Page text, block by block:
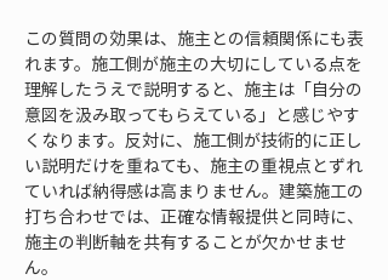
この質問の効果は、施主との信頼関係にも表
れます。施工側が施主の大切にしている点を
理解したうえで説明すると、施主は「自分の
意図を汲み取ってもらえている」と感じやす
くなります。反対に、施工側が技術的に正し
い説明だけを重ねても、施主の重視点とずれ
ていれば納得感は高まりません。建築施工の
打ち合わせでは、正確な情報提供と同時に、
施主の判断軸を共有することが欠かせませ
ん。